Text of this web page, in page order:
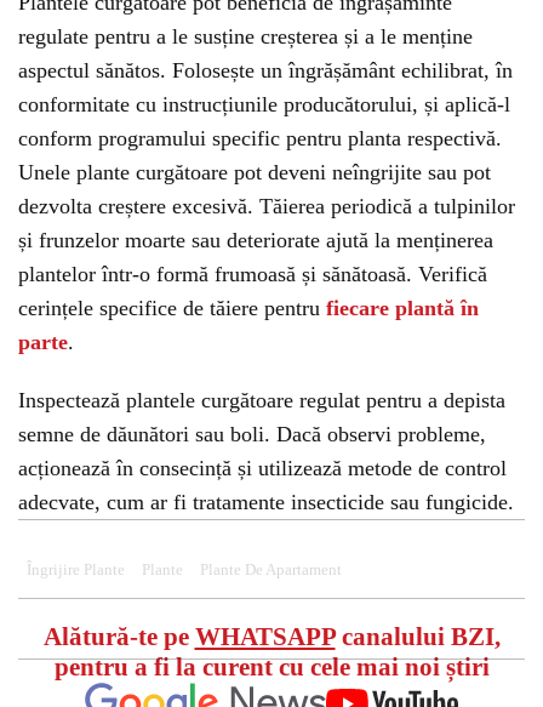
regulate pentru a le susține creșterea și a le menține
aspectul sănătos. Folosește un îngrășământ echilibrat, în
conformitate cu instrucțiunile producătorului, și aplică-l
conform programului specific pentru planta respectivă.
Unele plante curgătoare pot deveni neîngrijite sau pot
dezvolta creștere excesivă. Tăierea periodică a tulpinilor
și frunzelor moarte sau deteriorate ajută la menținerea
plantelor într-o formă frumoasă și sănătoasă. Verifică
cerințele specifice de tăiere pentru fiecare plantă în
parte.
Inspectează plantele curgătoare regulat pentru a depista
semne de dăunători sau boli. Dacă observi probleme,
acționează în consecință și utilizează metode de control
adecvate, cum ar fi tratamente insecticide sau fungicide.
Îngrijire Plante Plante Plante De Apartament
Alătură-te pe WHATSAPPcanalului BZI,
pentru a fi la curent cu cele mai noi știri